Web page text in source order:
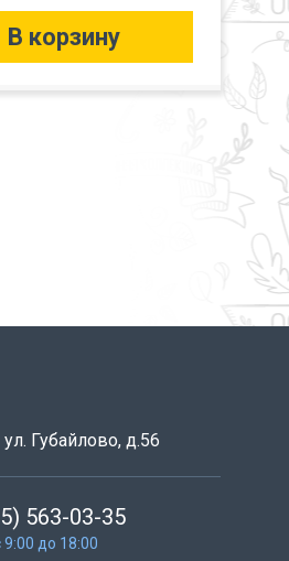
Губайлово, д.56
563-03-35
9:00 до 18:00